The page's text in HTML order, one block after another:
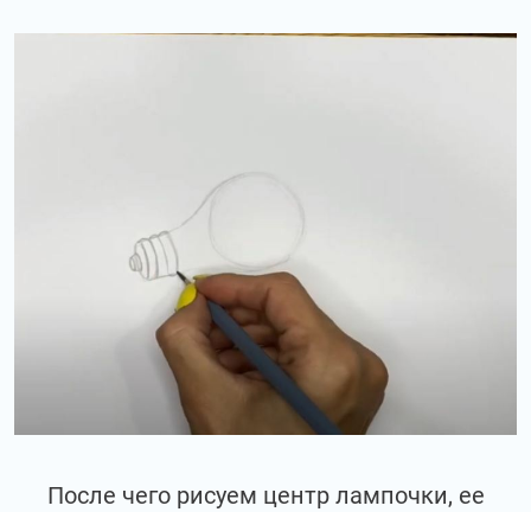
После чего рисуем центр лампочки, ее